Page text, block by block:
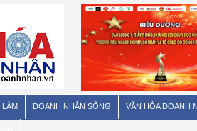
LÀM DOANH NHÂN SỐNG VĂN HÓA DOANH